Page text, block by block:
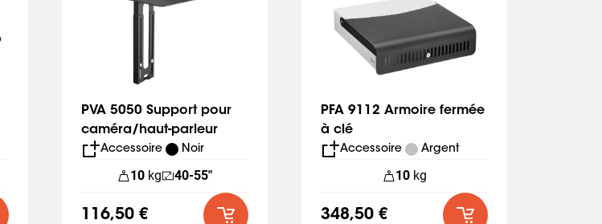
PVA 5050 Support pour
caméra/haut-parleur
Accessoire Noir
10 kg 40-55"
116,50 €
PFA 9112 Armoire fermée
à clé
Accessoire Argent
10 kg
348,50 €